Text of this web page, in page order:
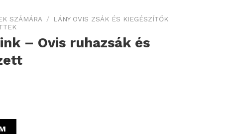
SZÁMÁRA /
LÁNY OVIS ZSÁK ÉS KIEGÉSZÍTŐK
– Ovis ruhazsák és